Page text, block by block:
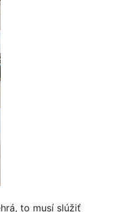
to musí slúžiť